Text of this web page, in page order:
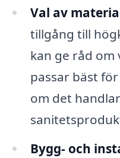
Val av
tillgång till
kan ge råd om
passar bäst
om det
Bygg- och